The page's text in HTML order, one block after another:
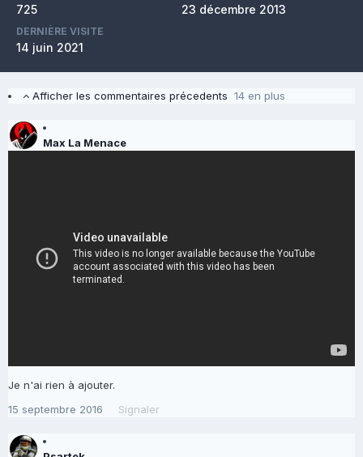
725 23 décembre 2013
DERNIÈRE VISITE
14 juin 2021
Afficher les commentaires précedents 14 en plus
Max La Menace
Je n'ai rien à ajouter.
15 septembre 2016
Signaler